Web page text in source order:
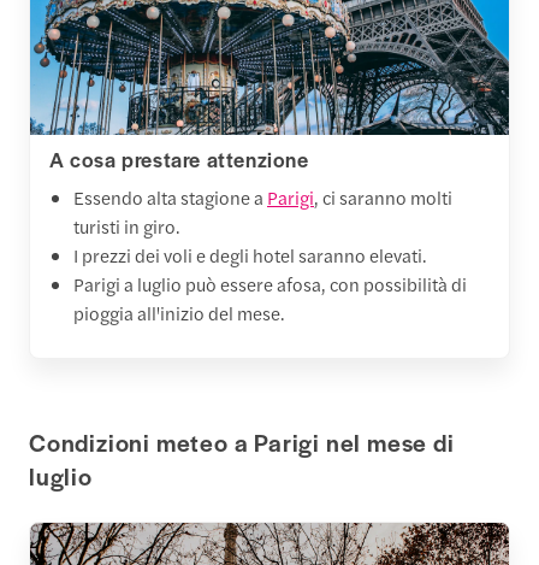
A cosa prestare attenzione
Essendo alta stagione a Parigi, ci saranno molti
turisti in giro.
I prezzi dei voli e degli hotel saranno elevati.
Parigi a luglio può essere afosa, con possibilità di
pioggia all'inizio del mese.
Condizioni meteo a Parigi nel mese di
luglio